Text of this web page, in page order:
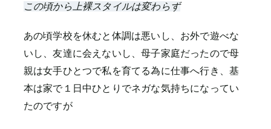
この頃から上裸スタイルは変わらず
あの頃学校を休むと体調は悪いし、お外で遊べな
いし、友達に会えないし、母子家庭だったので母
親は女手ひとつで私を育てる為に仕事へ行き、基
本は家で１日中ひとりでネガな気持ちになってい
たのですが